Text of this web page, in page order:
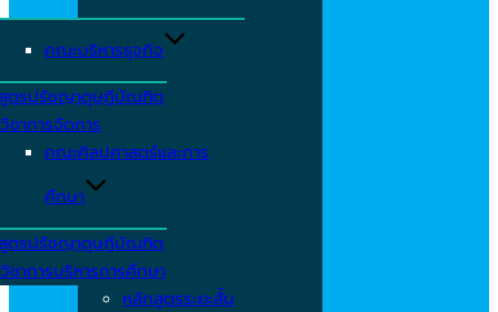
คณะบริหารธุจกิจ
ตรปรัชญาดุษฎีบัณฑิต
ชาการจัดการ
คณะศิลปศาสตร์และการ
ศึกษา
ตรปรัชญาดุษฎีบัณฑิต
ชาการบริหารการศึกษา
หลักสูตรระยะสั้น